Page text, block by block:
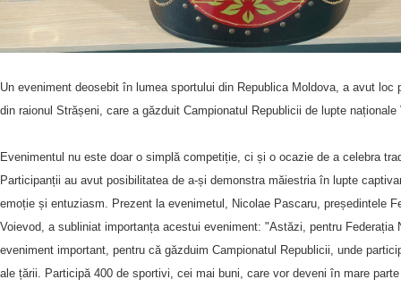
Un eveniment deosebit în lumea sportului din Republica Moldova, a avut
din raionul Strășeni, care a găzduit Campionatul Republicii de lupte naționale
Evenimentul nu este doar o simplă competiție, ci și o ocazie de a celebra
Participanții au avut posibilitatea de a-și demonstra măiestria în lupte
emoție și entuziasm. Prezent la evenimetul, Nicolae Pascaru, președintele
Voievod, a subliniat importanța acestui eveniment: "Astăzi, pentru Federația
eveniment important, pentru că găzduim Campionatul Republicii, unde
ale țării. Participă 400 de sportivi, cei mai buni, care vor deveni în mare